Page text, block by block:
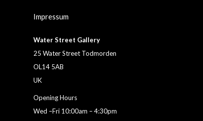
Impressum
Water Street Gallery
25 Water Street Todmorden
OL14 5AB
UK
Opening Hours
Wed –Fri 10:00am – 4:30pm